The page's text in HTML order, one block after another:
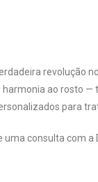
revolução
ao rosto —
para
uma consulta com a